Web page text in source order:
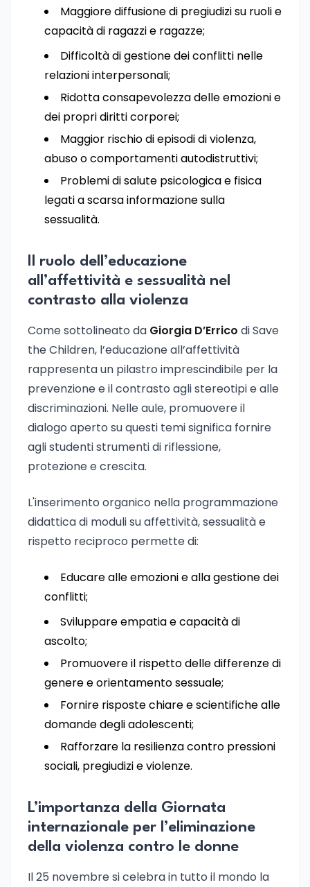
Maggiore diffusione di pregiudizi su ruoli e
capacità di ragazzi e ragazze;
Difficoltà di gestione dei conflitti nelle
relazioni interpersonali;
Ridotta consapevolezza delle emozioni e
dei propri diritti corporei;
Maggior rischio di episodi di violenza,
abuso o comportamenti autodistruttivi;
Problemi di salute psicologica e fisica
legati a scarsa informazione sulla
sessualità.
Il ruolo dell’educazione
all’affettività e sessualità nel
contrasto alla violenza
Come sottolineato da Giorgia D’Errico di Save
the Children, l’educazione all’affettività
rappresenta un pilastro imprescindibile per la
prevenzione e il contrasto agli stereotipi e alle
discriminazioni. Nelle aule, promuovere il
dialogo aperto su questi temi significa fornire
agli studenti strumenti di riflessione,
protezione e crescita.
L'inserimento organico nella programmazione
didattica di moduli su affettività, sessualità e
rispetto reciproco permette di:
Educare alle emozioni e alla gestione dei
conflitti;
Sviluppare empatia e capacità di
ascolto;
Promuovere il rispetto delle differenze di
genere e orientamento sessuale;
Fornire risposte chiare e scientifiche alle
domande degli adolescenti;
Rafforzare la resilienza contro pressioni
sociali, pregiudizi e violenze.
L’importanza della Giornata
internazionale per l’eliminazione
della violenza contro le donne
Il 25 novembre si celebra in tutto il mondo la